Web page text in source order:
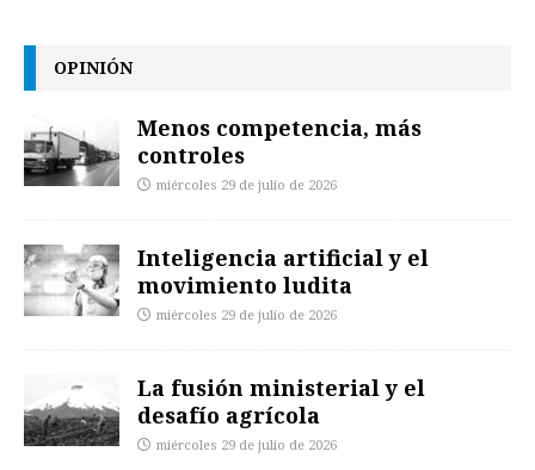
OPINIÓN
Menos competencia, más
controles
miércoles 29 de julio de 2026
Inteligencia artificial y el
movimiento ludita
miércoles 29 de julio de 2026
La fusión ministerial y el
desafío agrícola
miércoles 29 de julio de 2026